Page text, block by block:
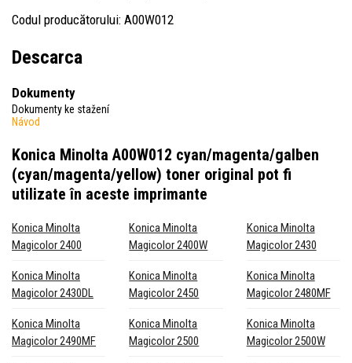
Codul producătorului: A00W012
Descarca
Dokumenty
Dokumenty ke stažení
Návod
Konica Minolta A00W012 cyan/magenta/galben
(cyan/magenta/yellow) toner original pot fi
utilizate în aceste imprimante
Konica Minolta
Magicolor 2400
Konica Minolta
Magicolor 2400W
Konica Minolta
Magicolor 2430
Konica Minolta
Magicolor 2430DL
Konica Minolta
Magicolor 2450
Konica Minolta
Magicolor 2480MF
Konica Minolta
Magicolor 2490MF
Konica Minolta
Magicolor 2500
Konica Minolta
Magicolor 2500W